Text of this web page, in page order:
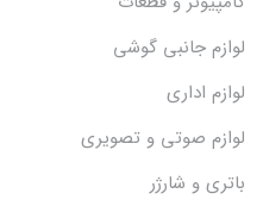
لوازم جانبی گوشی
لوازم اداری
لوازم صوتی و تصویری
باتری و شارژر